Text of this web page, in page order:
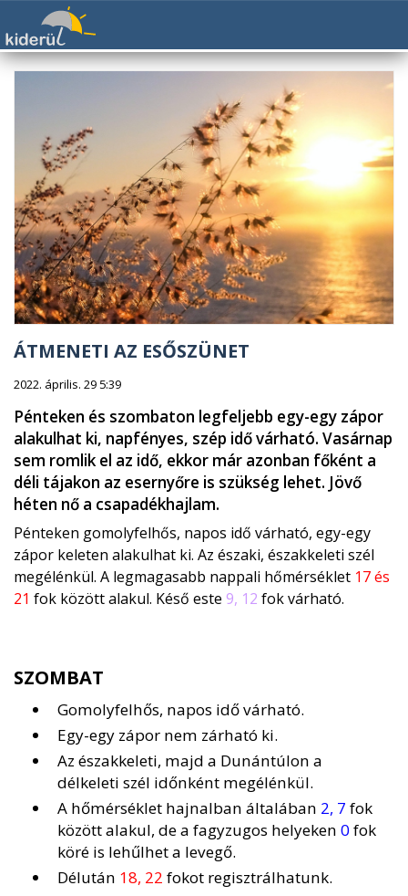
ÁTMENETI AZ ESŐSZÜNET
2022. április. 29 5:39
Pénteken és szombaton legfeljebb egy-egy zápor
alakulhat ki, napfényes, szép idő várható. Vasárnap
sem romlik el az idő, ekkor már azonban főként a
déli tájakon az esernyőre is szükség lehet. Jövő
héten nő a csapadékhajlam.
Pénteken gomolyfelhős, napos idő várható, egy-egy
zápor keleten alakulhat ki. Az északi, északkeleti szél
megélénkül. A legmagasabb nappali hőmérséklet 17 és
21 fok között alakul. Késő este 9, 12 fok várható.
SZOMBAT
Gomolyfelhős, napos idő várható.
Egy-egy zápor nem zárható ki.
Az északkeleti, majd a Dunántúlon a
délkeleti szél időnként megélénkül.
A hőmérséklet hajnalban általában 2, 7 fok
között alakul, de a fagyzugos helyeken 0fok
köré is lehűlhet a levegő.
Délután 18, 22 fokot regisztrálhatunk.